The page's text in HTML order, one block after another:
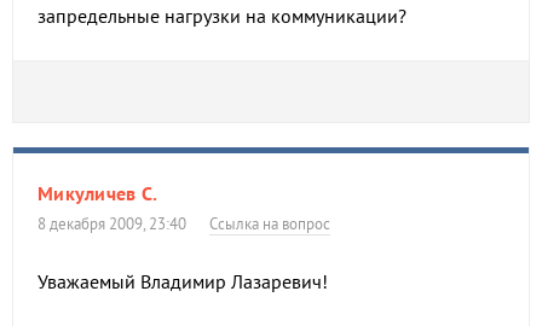
запредельные нагрузки на коммуникации?
Микуличев С.
8 декабря 2009, 23:40 Ссылка на вопрос
Уважаемый Владимир Лазаревич!